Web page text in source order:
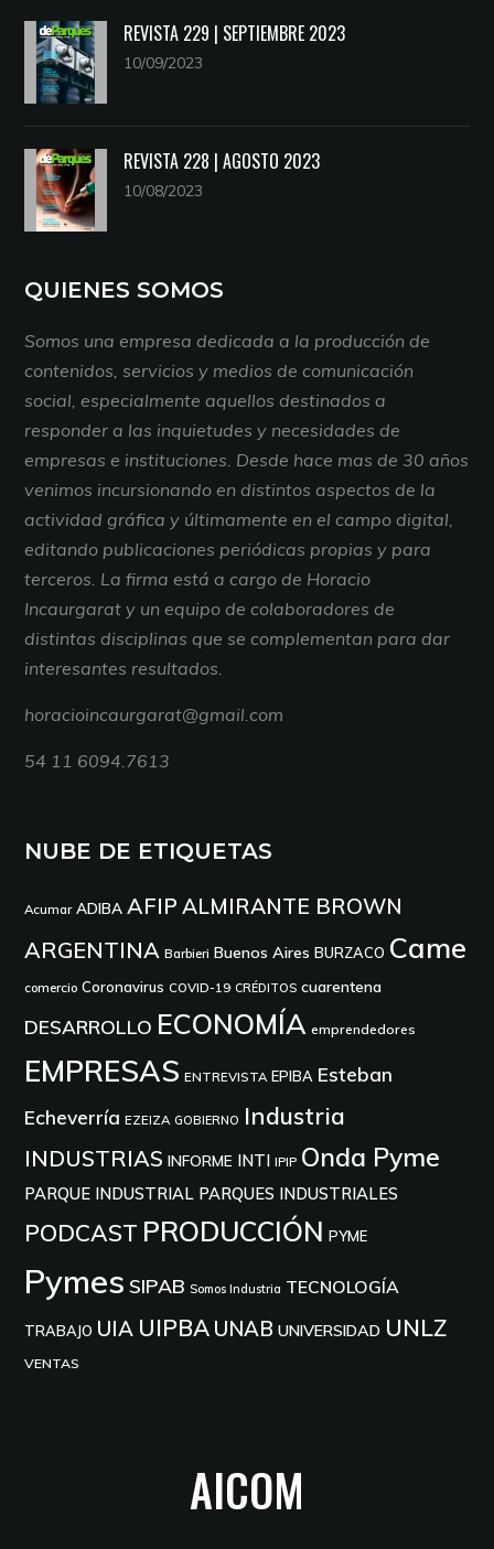
REVISTA 229 | SEPTIEMBRE 2023
10/09/2023
REVISTA 228 | AGOSTO 2023
10/08/2023
QUIENES SOMOS
Somos una empresa dedicada a la producción de
contenidos, servicios y medios de comunicación
social, especialmente aquellos destinados a
responder a las inquietudes y necesidades de
empresas e instituciones. Desde hace mas de 30 años
venimos incursionando en distintos aspectos de la
actividad gráfica y últimamente en el campo digital,
editando publicaciones periódicas propias y para
terceros. La firma está a cargo de Horacio
Incaurgarat y un equipo de colaboradores de
distintas disciplinas que se complementan para dar
interesantes resultados.
horacioincaurgarat@gmail.com
54 11 6094.7613
NUBE DE ETIQUETAS
Acumar ADIBA AFIP ALMIRANTE BROWN
ARGENTINA Barbieri Buenos Aires BURZACO Came
comercio Coronavirus COVID-19 CRÉDITOS cuarentena
DESARROLLO ECONOMÍA emprendedores
EMPRESAS ENTREVISTA EPIBA Esteban
Echeverría EZEIZA GOBIERNO Industria
INDUSTRIAS INFORME INTI IPIP Onda Pyme
PARQUE INDUSTRIAL PARQUES INDUSTRIALES
PODCAST PRODUCCIÓN PYME
Pymes SIPAB Somos Industria TECNOLOGÍA
TRABAJO UIA UIPBA UNAB UNIVERSIDAD UNLZ
VENTAS
AICOM